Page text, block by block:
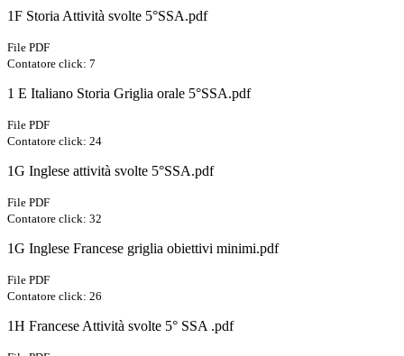
1F Storia Attività svolte 5°SSA.pdf
File PDF
Contatore click: 7
1 E Italiano Storia Griglia orale 5°SSA.pdf
File PDF
Contatore click: 24
1G Inglese attività svolte 5°SSA.pdf
File PDF
Contatore click: 32
1G Inglese Francese griglia obiettivi minimi.pdf
File PDF
Contatore click: 26
1H Francese Attività svolte 5° SSA .pdf